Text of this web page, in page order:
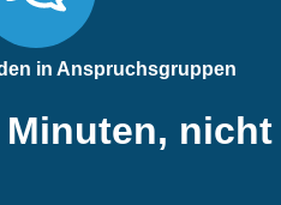
in Anspruchsgruppen
nicht